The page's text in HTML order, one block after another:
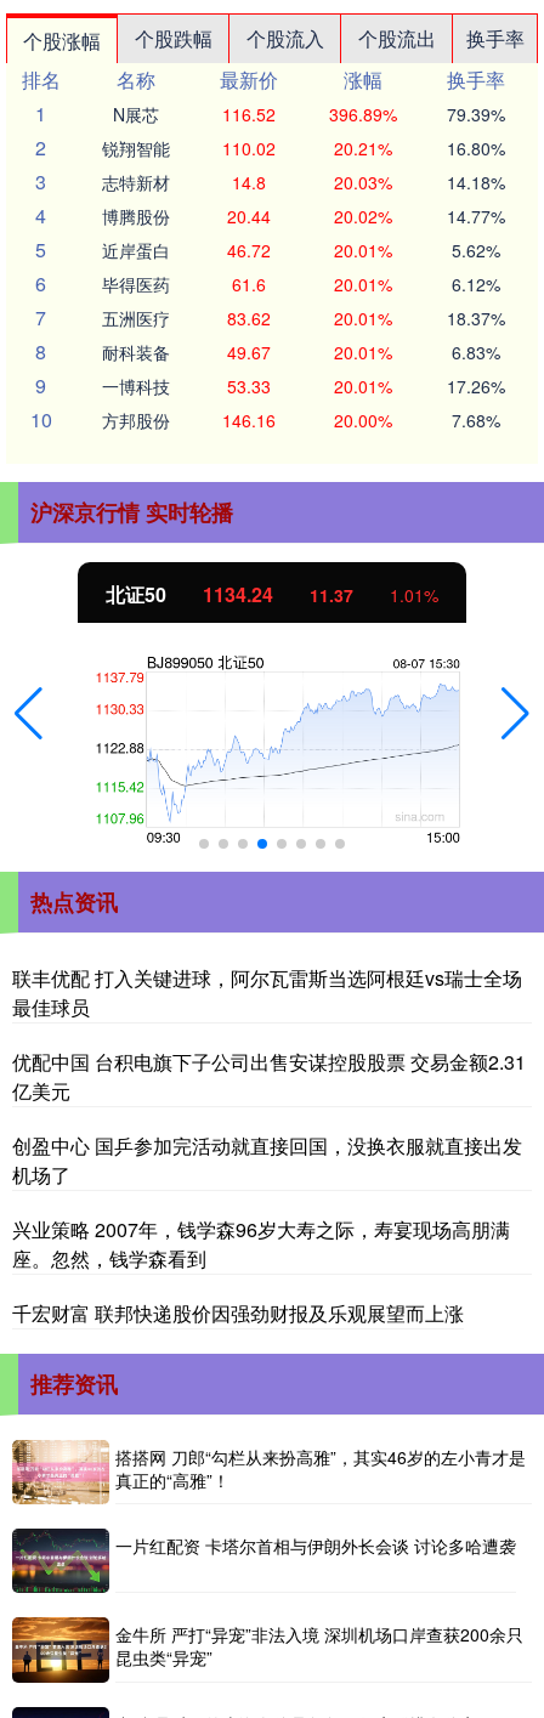
个股涨幅 个股跌幅 个股流入 个股流出
换手率
排名
名称 最新价 涨幅
换手率
1
N展芯 116.52 396.89% 79.39%
2 锐翔智能 110.02 20.21% 16.80%
3 志特新材 14.8 20.03% 14.18%
4 博腾股份 20.44 20.02% 14.77%
5 近岸蛋白 46.72 20.01% 5.62%
6 毕得医药 61.6 20.01% 6.12%
7 五洲医疗 83.62 20.01% 18.37%
8 耐科装备 49.67 20.01% 6.83%
9 一博科技 53.33 20.01% 17.26%
10 方邦股份 146.16 20.00% 7.68%
沪深京行情 实时轮播
北证50 1134.24 11.37 1.01%
热点资讯
联丰优配 打入关键进球，阿尔瓦雷斯当选阿根廷vs瑞士全场
最佳球员
优配中国 台积电旗下子公司出售安谋控股股票 交易金额2.31
亿美元
创盈中心 国乒参加完活动就直接回国，没换衣服就直接出发
机场了
兴业策略 2007年，钱学森96岁大寿之际，寿宴现场高朋满
座。忽然，钱学森看到
千宏财富 联邦快递股价因强劲财报及乐观展望而上涨
推荐资讯
搭搭网 刀郎“勾栏从来扮高雅”，其实46岁的左小青才是
真正的“高雅”！
一片红配资 卡塔尔首相与伊朗外长会谈 讨论多哈遭袭
金牛所 严打“异宠”非法入境 深圳机场口岸查获200余只
昆虫类“异宠”